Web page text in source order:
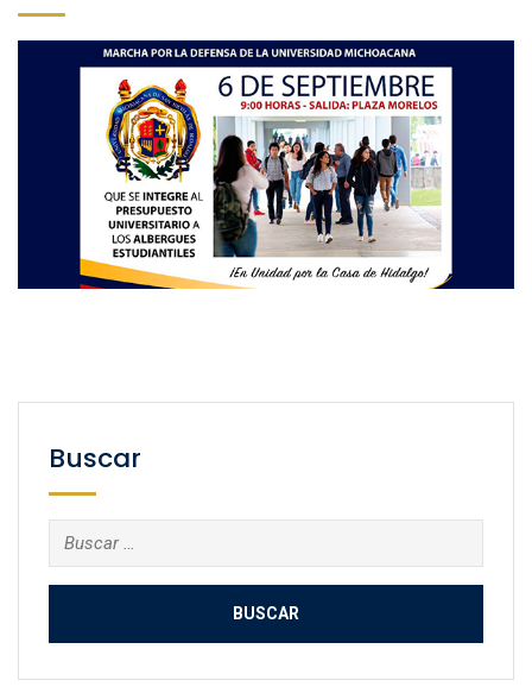
Buscar
Buscar: